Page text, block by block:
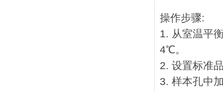
操作步骤:
1. 从室温平
4℃。
2. 设置标准
3. 样本孔中